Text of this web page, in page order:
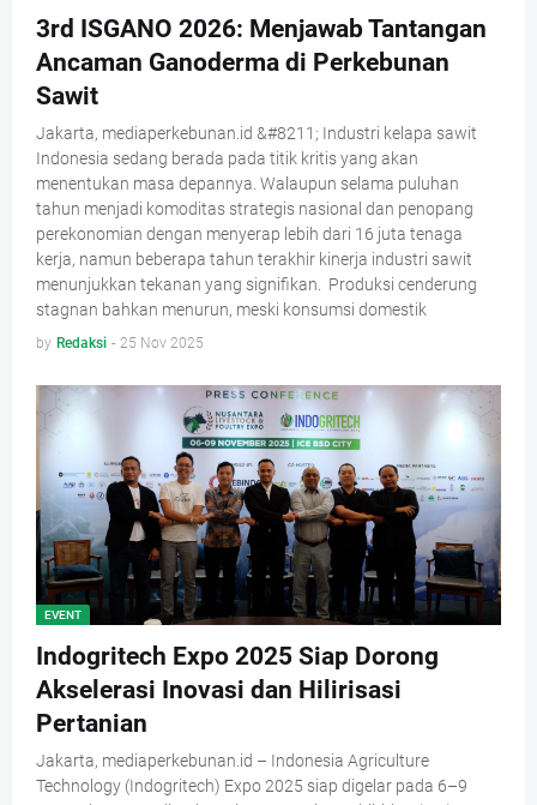
3rd ISGANO 2026: Menjawab Tantangan
Ancaman Ganoderma di Perkebunan
Sawit
Jakarta, mediaperkebunan.id &#8211; Industri kelapa sawit
Indonesia sedang berada pada titik kritis yang akan
menentukan masa depannya. Walaupun selama puluhan
tahun menjadi komoditas strategis nasional dan penopang
perekonomian dengan menyerap lebih dari 16 juta tenaga
kerja, namun beberapa tahun terakhir kinerja industri sawit
menunjukkan tekanan yang signifikan. Produksi cenderung
stagnan bahkan menurun, meski konsumsi domestik
by Redaksi - 25 Nov 2025
EVENT
Indogritech Expo 2025 Siap Dorong
Akselerasi Inovasi dan Hilirisasi
Pertanian
Jakarta, mediaperkebunan.id – Indonesia Agriculture
Technology (Indogritech) Expo 2025 siap digelar pada 6–9